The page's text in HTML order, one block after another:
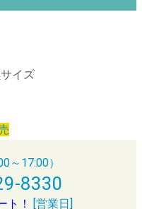
イズ
～17:00）
8330
ト！
[営業日]